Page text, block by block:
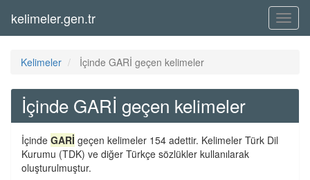
Menü
kelimeler.gen.tr
Kelimeler İçinde GARİ geçen kelimeler
İçinde GARİ geçen kelimeler
İçinde GARİ geçen kelimeler 154 adettir. Kelimeler Türk Dil
Kurumu (TDK) ve diğer Türkçe sözlükler kullanılarak
oluşturulmuştur.